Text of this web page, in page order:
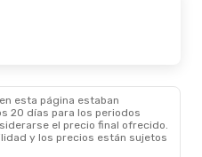
esta página estaban
20 días para los periodos
el precio final ofrecido.
y los precios están sujetos